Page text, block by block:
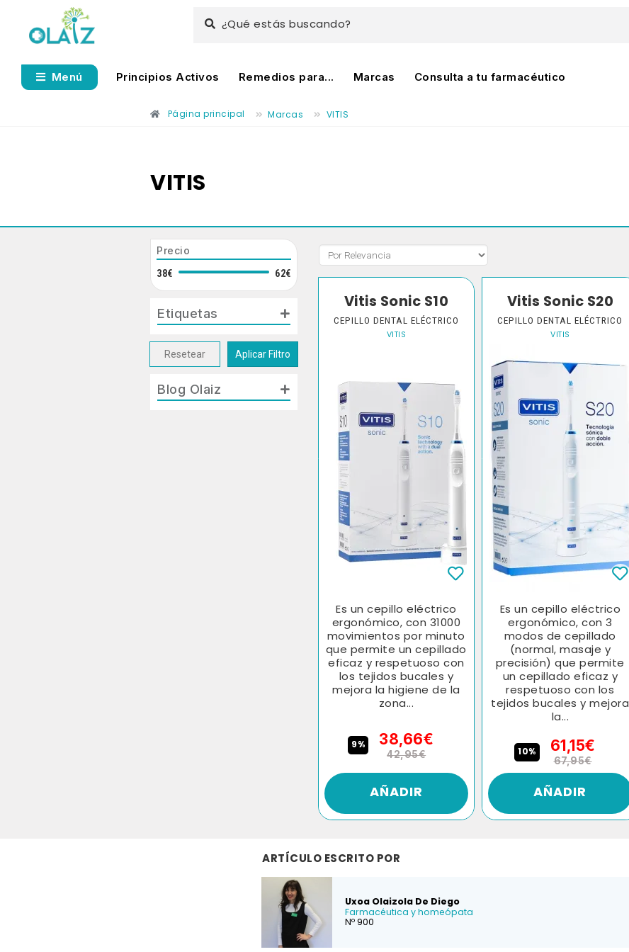
¿Qué estás buscando?
Menú Principios Activos Remedios para... Marcas Consulta a tu farmacéutico
Página principal Marcas VITIS
VITIS
Vitis Sonic S10
CEPILLO DENTAL ELÉCTRICO
VITIS
Es un cepillo eléctrico
ergonómico, con 31000
movimientos por minuto
que permite un cepillado
eficaz y respetuoso con
los tejidos bucales y
mejora la higiene de la
zona...
9% 38,66€
42,95€
AÑADIR
Vitis Sonic S20
CEPILLO DENTAL ELÉCTRICO
VITIS
Es un cepillo eléctrico
ergonómico, con 3
modos de cepillado
(normal, masaje y
precisión) que permite
un cepillado eficaz y
respetuoso con los
tejidos bucales y mejora
la...
10% 61,15€
67,95€
AÑADIR
Precio
38€ 62€
Etiquetas
Resetear Aplicar Filtro
Blog Olaiz
ARTÍCULO ESCRITO POR
Uxoa Olaizola De Diego
Farmacéutica y homeópata
Nº 900